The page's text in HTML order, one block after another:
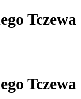
Tczewa
Tczewa